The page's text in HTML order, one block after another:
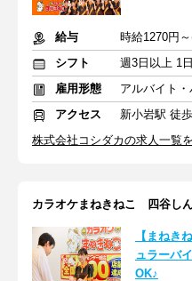
給与
シフト
雇用形態
アルバイト・
アクセス
新小岩駅 徒
株式会社コシダカの求人一覧
カラオケまねきねこ 四谷しん
【まねき
ュラーバ
OK♪